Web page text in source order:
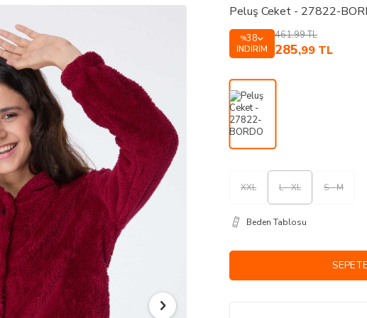
Peluş Ceket - 27822-
%38
İNDIRIM
461,99TL
285,99 TL
XXL L - XL S - M
Beden Tablosu